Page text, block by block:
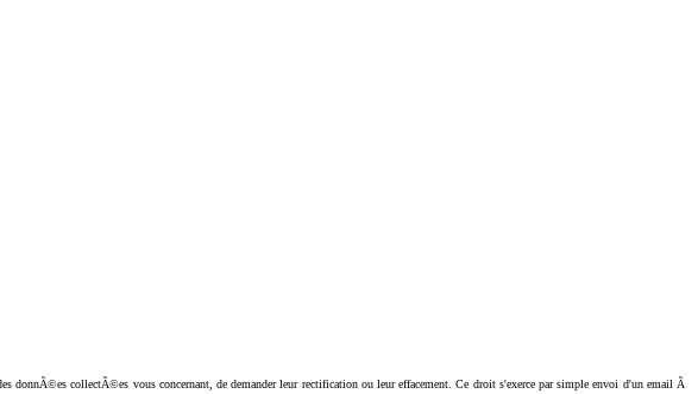
collectÃ©es vous concernant, de demander leur rectification ou leur effacement. Ce droit s'exerce par simple envoi d'un email Ã